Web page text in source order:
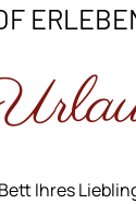
Ihres